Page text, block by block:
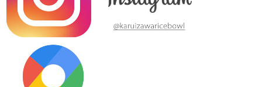
2023/7/13
≪新着商品≫ しのぎのアイテム入荷しました♪オーバルサラダト
レー
2023/7/6